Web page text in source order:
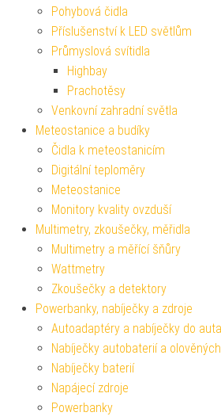
Pohybová čidla
Příslušenství k LED světlům
Průmyslová svítidla
Highbay
Prachotěsy
Venkovní zahradní světla
Meteostanice a budíky
Čidla k meteostanicím
Digitální teploměry
Meteostanice
Monitory kvality ovzduší
Multimetry, zkoušečky, měřidla
Multimetry a měřící šňůry
Wattmetry
Zkoušečky a detektory
Powerbanky, nabíječky a zdroje
Autoadaptéry a nabíječky do auta
Nabíječky autobaterií a
Nabíječky baterií
Napájecí zdroje
Powerbanky